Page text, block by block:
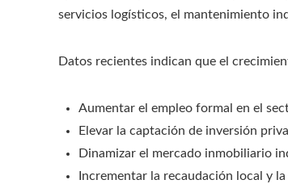
servicios logísticos, el mantenimiento
Datos recientes indican que el
Aumentar el empleo formal en el
Elevar la captación de inversión
Dinamizar el mercado inmobiliario
Incrementar la recaudación local y